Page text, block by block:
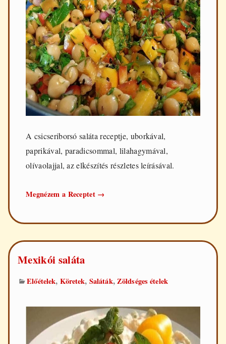
A csicseriborsó saláta receptje, uborkával,
paprikával, paradicsommal, lilahagymával,
olívaolajjal, az elkészítés részletes leírásával.
Megnézem a Receptet Csicseriborsó
→
Mexikói saláta
Előételek, Köretek, Saláták,Zöldséges ételek